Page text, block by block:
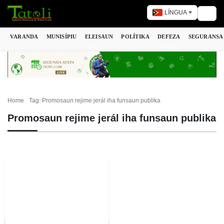
LÍNGUA
VARANDA MUNISÍPIU ELEISAUN POLÍTIKA DEFEZA SEGURANSA
Home Tag: Promosaun rejime jerál iha funsaun publika
Promosaun rejime jerál iha funsaun publika